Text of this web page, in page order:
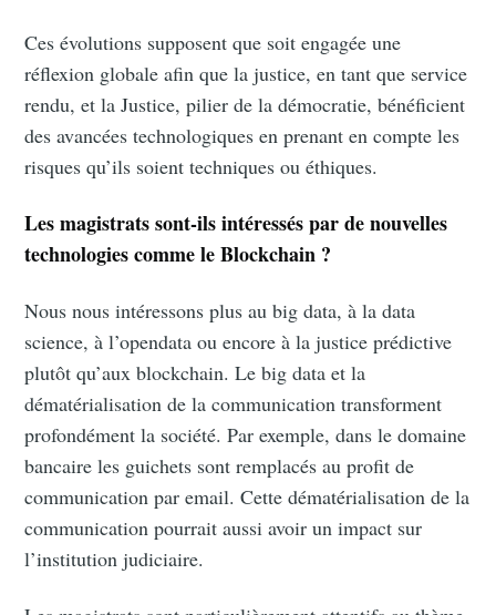
Ces évolutions supposent que soit engagée une
réflexion globale afin que la justice, en tant que service
rendu, et la Justice, pilier de la démocratie, bénéficient
des avancées technologiques en prenant en compte les
risques qu’ils soient techniques ou éthiques.
Les magistrats sont-ils intéressés par de nouvelles
technologies comme le Blockchain ?
Nous nous intéressons plus au big data, à la data
science, à l’opendata ou encore à la justice prédictive
plutôt qu’aux blockchain. Le big data et la
dématérialisation de la communication transforment
profondément la société. Par exemple, dans le domaine
bancaire les guichets sont remplacés au profit de
communication par email. Cette dématérialisation de la
communication pourrait aussi avoir un impact sur
l’institution judiciaire.